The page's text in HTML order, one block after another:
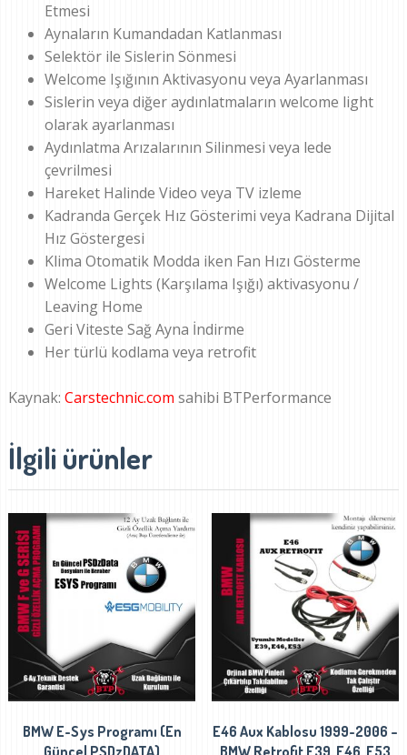
Etmesi
Aynaların Kumandadan Katlanması
Selektör ile Sislerin Sönmesi
Welcome Işığının Aktivasyonu veya Ayarlanması
Sislerin veya diğer aydınlatmaların welcome light
olarak ayarlanması
Aydınlatma Arızalarının Silinmesi veya lede
çevrilmesi
Hareket Halinde Video veya TV izleme
Kadranda Gerçek Hız Gösterimi veya Kadrana Dijital
Hız Göstergesi
Klima Otomatik Modda iken Fan Hızı Gösterme
Welcome Lights (Karşılama Işığı) aktivasyonu /
Leaving Home
Geri Viteste Sağ Ayna İndirme
Her türlü kodlama veya retrofit
Kaynak: Carstechnic.com sahibi BTPerformance
İlgili ürünler
BMW E-Sys Programı (En
Güncel PSDzDATA)
E46 Aux Kablosu 1999-2006 –
BMW Retrofit E39, E46, E53